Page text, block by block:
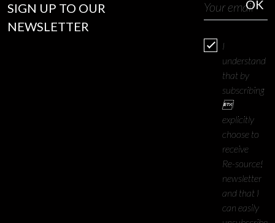
SIGN UP TO OUR
NEWSLETTER
I
understand
that by
subscribing
I
explicitly
choose to
receive
Re-source!
newsletter
and that I
can easily